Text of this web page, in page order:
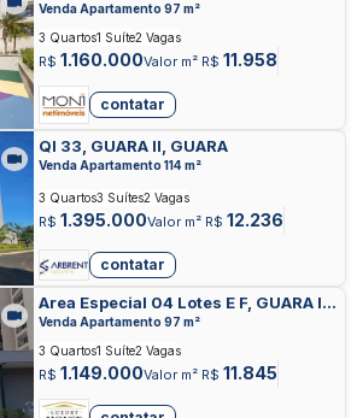
Venda Apartamento 97 m²
R$ 1.160.000Valor m² R$ 11.958
3 Quartos1 Suíte2 Vagas
contatar
QI 33, GUARA II, GUARA
Venda Apartamento 114 m²
R$ 1.395.000Valor m² R$ 12.236
3 Quartos3 Suítes2 Vagas
contatar
Area Especial 04 Lotes E F, GUARA II,
GUARA
Venda Apartamento 97 m²
R$ 1.149.000Valor m² R$ 11.845
3 Quartos1 Suíte2 Vagas